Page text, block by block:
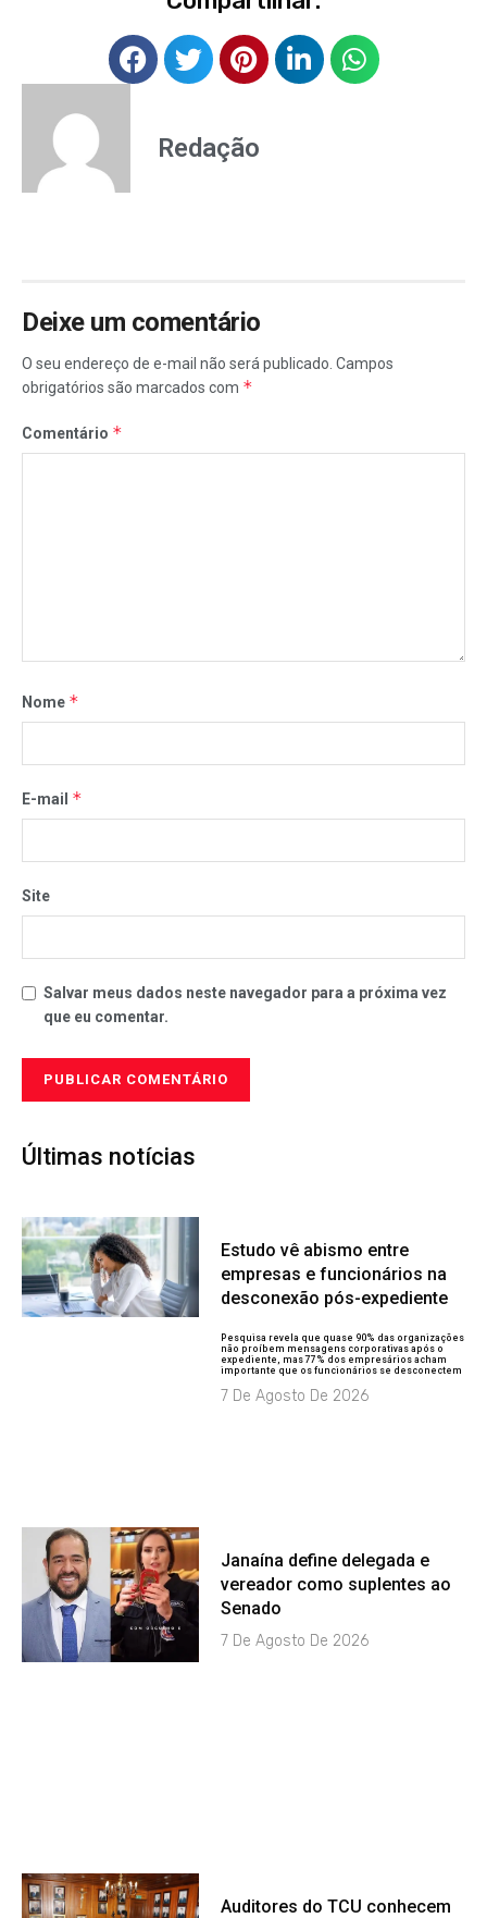
Redação
Deixe um comentário
O seu endereço de e-mail não será publicado. Campos
obrigatórios são marcados com *
Comentário *
Nome *
E-mail *
Site
Salvar meus dados neste navegador para a próxima vez
que eu comentar.
Últimas notícias
Estudo vê abismo entre
empresas e funcionários na
desconexão pós-expediente
Pesquisa revela que quase 90% das organizações
não proíbem mensagens corporativas após o
expediente, mas 77% dos empresários acham
importante que os funcionários se desconectem
7 De Agosto De 2026
Janaína define delegada e
vereador como suplentes ao
Senado
7 De Agosto De 2026
Auditores do TCU conhecem